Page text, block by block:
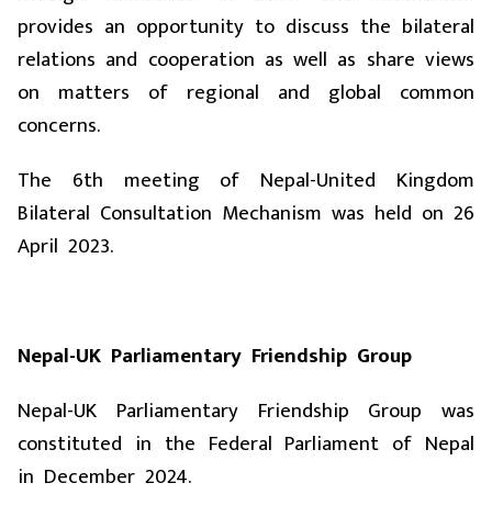
provides an opportunity to discuss the bilateral
relations and cooperation as well as share views
on matters of regional and global common
concerns.
The 6th meeting of Nepal-United Kingdom
Bilateral Consultation Mechanism was held on 26
April 2023.
Nepal-UK Parliamentary Friendship Group
Nepal-UK Parliamentary Friendship Group was
constituted in the Federal Parliament of Nepal
in December 2024.